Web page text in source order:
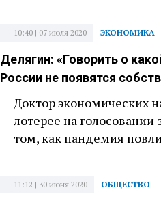
ЭКОНОМИКА
10:40 | 07 июля 2020
Делягин: «Говорить о
России не появятся
Доктор экономических
лотерее на
том, как пандемия
ОБЩЕСТВО
11:12 | 30 июня 2020